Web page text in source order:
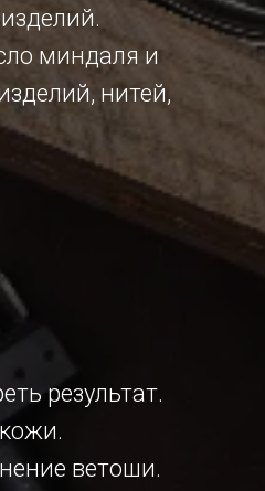
миндаля и
нитей,
результат.
ветоши.